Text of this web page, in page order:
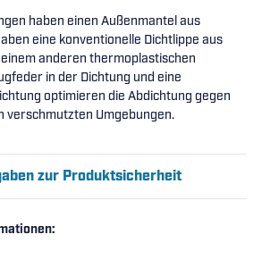
haben einen Außenmantel aus
eine konventionelle Dichtlippe aus
anderen thermoplastischen
in der Dichtung und eine
optimieren die Abdichtung gegen
verschmutzten Umgebungen.
zur Produktsicherheit